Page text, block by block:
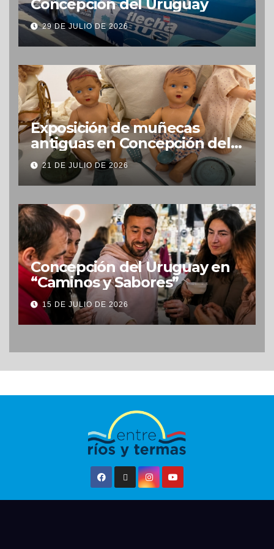
Concepción del Uruguay
29 DE JULIO DE 2026
Exposición de muñecas
antiguas en Concepción del
Uruguay
21 DE JULIO DE 2026
Concepción del Uruguay en
“Caminos y Sabores”
15 DE JULIO DE 2026